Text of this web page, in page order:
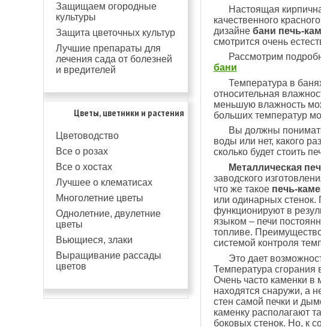
Защищаем огородные
культуры
Защита цветочных культур
Лучшие препараты для
лечения сада от болезней
и вредителей
Цветы, цветники и растения
Цветоводство
Все о розах
Все о хостах
Лучшее о клематисах
Многолетние цветы
Однолетние, двулетние
цветы
Вьющиеся, злаки
Выращивание рассады
цветов
Настоящая
качественного
дизайне бани печь-
смотрится очень
Рассмотрим
бани
Температура в
относительная
меньшую влажность
больших температур
Вы должны
воды или нет, какого
сколько будет стоить
Металлическая
заводского
что же такое печь-
или одинарных стенок.
функционируют в
языком – печи
топливе.
системой контроля
Это дает
Температура сгорания
Очень часто каменки в
находятся снаружи, а
стен самой печки и
каменку располагают
боковых стенок. Но, к